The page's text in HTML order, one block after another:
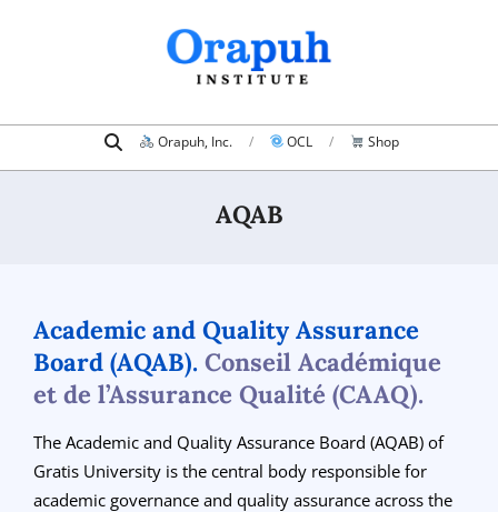
Navigation
Search Orapuh, Inc. OCL Shop
AQAB
Academic and Quality Assurance
Board (AQAB). Conseil Académique
et de l’Assurance Qualité (CAAQ).
The Academic and Quality Assurance Board (AQAB) of
Gratis University is the central body responsible for
academic governance and quality assurance across the